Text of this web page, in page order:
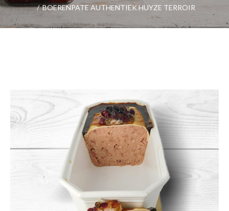
/ BOERENPATE AUTHENTIEK HUYZE TERROIR